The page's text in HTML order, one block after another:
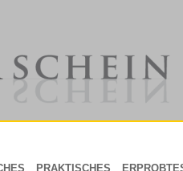
PRAKTISCHES